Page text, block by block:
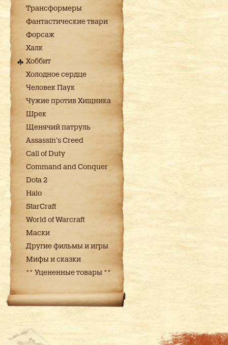
Трансформеры
Фантастические твари
Форсаж
Халк
Хоббит
Холодное сердце
Человек Паук
Чужие против Хищника
Шрек
Щенячий патруль
Assassin's Creed
Call of Duty
Command and Conquer
Dota 2
Halo
StarCraft
World of Warcraft
Маски
Другие фильмы и игры
Мифы и сказки
** Уцененные товары **